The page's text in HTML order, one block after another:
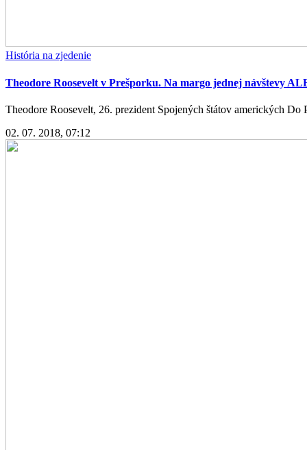
História na zjedenie
Theodore Roosevelt v Prešporku. Na margo jednej návštevy
Theodore Roosevelt, 26. prezident Spojených štátov amerických
02. 07. 2018, 07:12